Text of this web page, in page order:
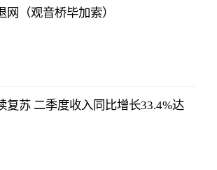
（观音桥毕加索）
复苏 二季度收入同比增长33.4%达